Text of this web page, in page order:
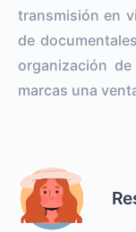
transmisión en
de
organización
marcas una